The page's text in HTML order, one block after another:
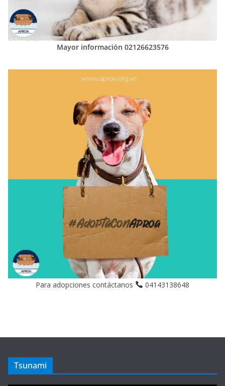
Mayor información 02126623576
Para adopciones contáctanos 04143138648
Tsunami